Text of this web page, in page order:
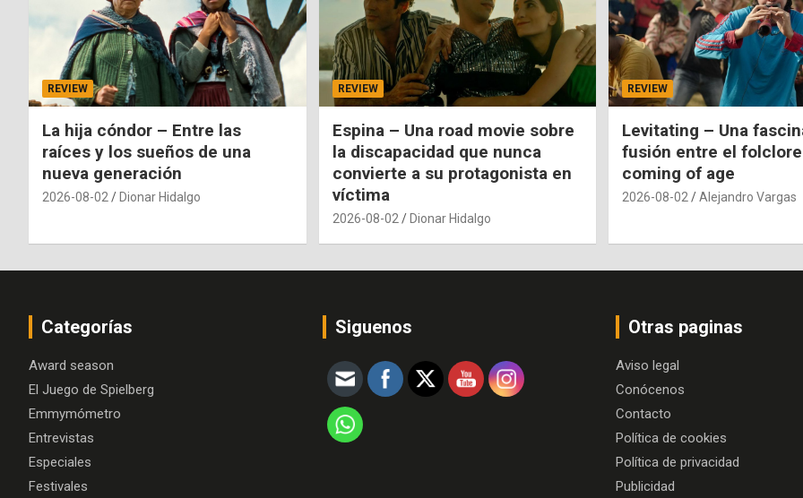
REVIEW
La hija cóndor – Entre las
raíces y los sueños de una
nueva generación
2026-08-02 Dionar Hidalgo
REVIEW
Espina – Una road movie sobre
la discapacidad que nunca
convierte a su protagonista en
víctima
2026-08-02 Dionar Hidalgo
REVIEW
Levitating – Una
fusión entre el
coming of age
2026-08-02 Alejandro Vargas
Categorías
Award season
El Juego de Spielberg
Emmymómetro
Entrevistas
Especiales
Festivales
Siguenos Otras paginas
Aviso legal
Conócenos
Contacto
Política de cookies
Política de privacidad
Publicidad